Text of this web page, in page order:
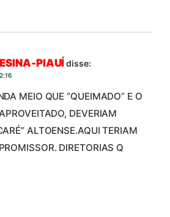
PIAUÍdisse:
MEIO QUE “QUEIMADO” E O
DEVERIAM
ALTOENSE.AQUI TERIAM
DIRETORIAS Q